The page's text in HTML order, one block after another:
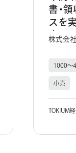
書・
スを
店の
抜本
株式会
1000～
小売
TOKIUM